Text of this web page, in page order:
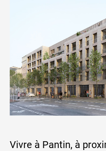
Vivre à Pantin, à